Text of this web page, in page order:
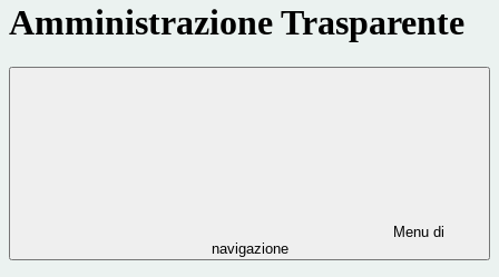
Amministrazione Trasparente
Menu di
navigazione